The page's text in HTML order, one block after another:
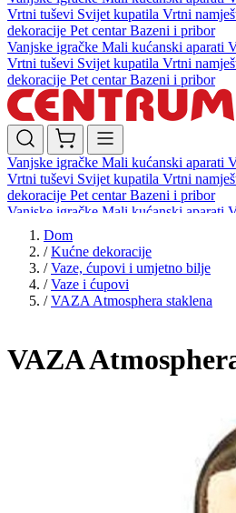
Vrtni tuševi Svijet kupatila Vrtni
dekoracije Pet centarBazeni i pribor
Vanjske igračke Mali kućanski aparati
Vrtni tuševi Svijet kupatila Vrtni
dekoracije Pet centarBazeni i pribor
Vanjske igračke Mali kućanski aparati
Vrtni tuševi Svijet kupatila Vrtni
dekoracije Pet centarBazeni i pribor
Vanjske igračke Mali kućanski aparati
Vrtni tuševi
dekoracijePet centar Bazeni i pribor
Dom
/ Kućne dekoracije
/ Vaze, ćupovi i umjetno bilje
/ Vaze i ćupovi
/ VAZA Atmosphera staklena
VAZA